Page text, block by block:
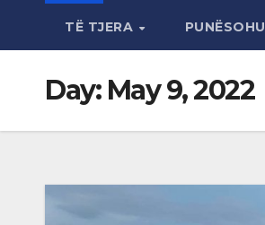
TË TJERA PUNËSOHU
Day: May 9, 2022